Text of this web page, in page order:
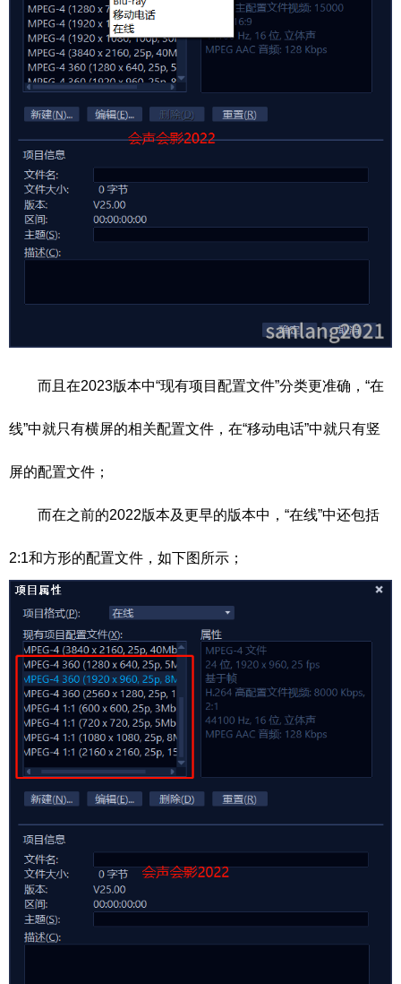
而且在2023版本中“现有项目配置文件”分类更准确，“在
线”中就只有横屏的相关配置文件，在“移动电话”中就只有竖
屏的配置文件；
而在之前的2022版本及更早的版本中，“在线”中还包括
2:1和方形的配置文件，如下图所示；